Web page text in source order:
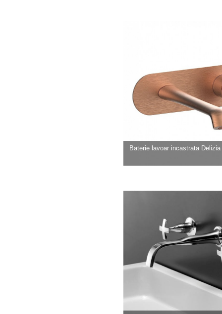
Baterie lavoar incastrata